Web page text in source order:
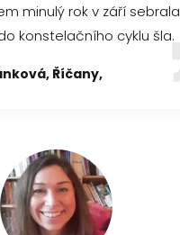
minulý rok v září sebrala
konstelačního cyklu šla.
Říčany,